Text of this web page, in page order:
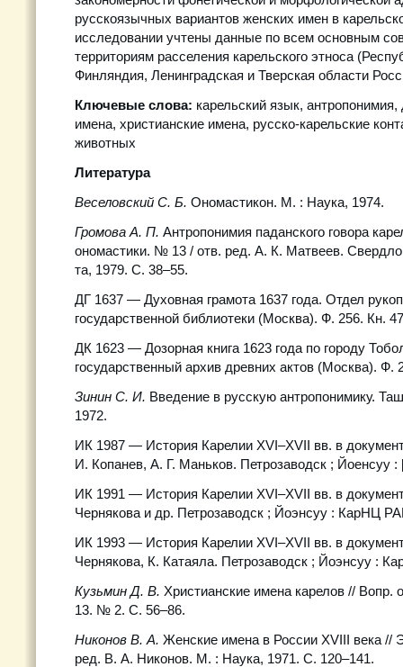
русскоязычных вариантов женских имен в
исследовании учтены данные по всем основным
территориям расселения карельского этноса
Финляндия, Ленинградская и Тверская области
Ключевые слова: карельский язык, антропонимия,
имена, христианские имена, русско-карельские
животных
Литература
Веселовский С. Б. Ономастикон. М. : Наука, 1974.
Громова А. П. Антропонимия паданского говора
ономастики. № 13 / отв. ред. А. К. Матвеев.
та, 1979. С. 38–55.
ДГ 1637 — Духовная грамота 1637 года. Отдел
государственной библиотеки (Москва). Ф. 256. Кн.
ДК 1623 — Дозорная книга 1623 года по городу
государственный архив древних актов (Москва). Ф.
Зинин С. И. Введение в русскую антропонимику.
1972.
ИК 1987 — История Карелии ХVI–ХVII вв. в
И. Копанев, А. Г. Маньков. Петрозаводск ; Йоенсуу :
ИК 1991 — История Карелии ХVI–ХVII вв. в
Чернякова и др. Петрозаводск ; Йоэнсуу : КарНЦ
ИК 1993 — История Карелии ХVI–ХVII вв. в
Чернякова, К. Катаяла. Петрозаводск ; Йоэнсуу :
Кузьмин Д. В. Христианские имена карелов // Вопр.
13. № 2. С. 56–86.
Никонов В. А. Женские имена в России XVIII века //
ред. В. А. Никонов. М. : Наука, 1971. С. 120–141.